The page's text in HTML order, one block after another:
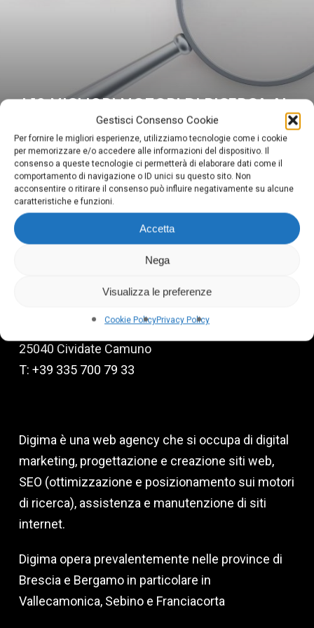
Gestisci Consenso Cookie
Per fornire le migliori esperienze, utilizziamo tecnologie come i cookie
per memorizzare e/o accedere alle informazioni del dispositivo. Il
consenso a queste tecnologie ci permetterà di elaborare dati come il
comportamento di navigazione o ID unici su questo sito. Non
acconsentire o ritirare il consenso può influire negativamente su alcune
caratteristiche e funzioni.
Accetta
Nega
Visualizza le preferenze
Cookie PolicyPrivacy Policy
I 10 MIGLIORI MOTORI DI RICERCA AL
MONDO
P.Iva 03026150981
Via degli Emigranti, 9
25040 Cividate Camuno
T: +39 335 700 79 33
Digima è una web agency che si occupa di digital
marketing, progettazione e creazione siti web,
SEO (ottimizzazione e posizionamento sui motori
di ricerca), assistenza e manutenzione di siti
internet.
Digima opera prevalentemente nelle province di
Brescia e Bergamo in particolare in
Vallecamonica, Sebino e Franciacorta